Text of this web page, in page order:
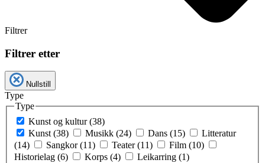
Filtrer
Filtrer etter
Nullstill
Type
Type
Kunst og kultur (38)
Kunst (38)
Musikk (24) Dans (15)
Litteratur
(14)
Sangkor (11) Teater (11)
Film (10)
Historielag (6)
Korps (4)
Leikarring (1)